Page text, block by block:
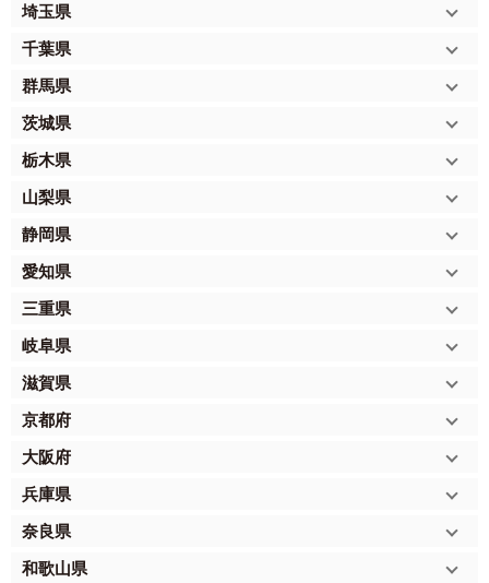
埼玉県
千葉県
群馬県
茨城県
栃木県
山梨県
静岡県
愛知県
三重県
岐阜県
滋賀県
京都府
大阪府
兵庫県
奈良県
和歌山県